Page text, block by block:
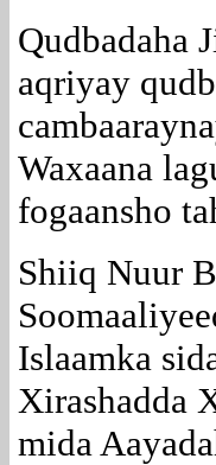
Qudbadaha
aqriyay
Waxaana
fogaansho
Shiiq Nuur
Islaamka
Xirashadda
mida